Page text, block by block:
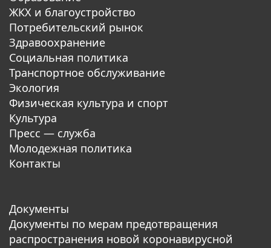
ЖКХ и благоустройство
Потребительский рынок
Здравоохранение
Социальная политика
Транспортное обслуживание
Экология
Физическая культура и спорт
Культура
Пресс — служба
Молодежная политика
Контакты
Документы
Документы по мерам предотвращения
распространения новой коронавирусной